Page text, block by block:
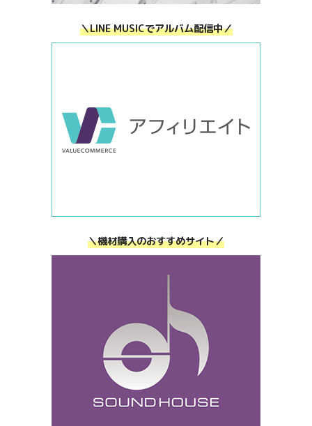
＼LINE MUSICでアルバム配信中／
＼機材購入のおすすめサイト／